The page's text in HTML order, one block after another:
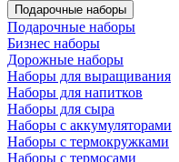
Подарочные наборы
Подарочные наборы
Бизнес наборы
Дорожные наборы
Наборы для выращивания
Наборы для напитков
Наборы для сыра
Наборы с аккумуляторами
Наборы с термокружками
Наборы с термосами